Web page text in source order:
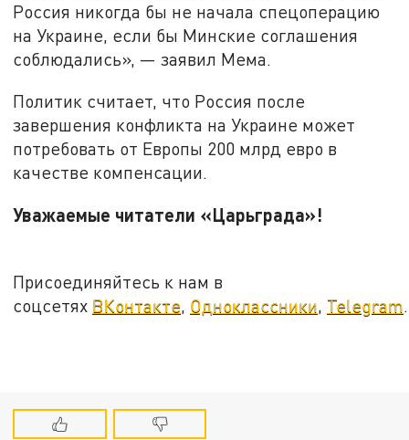
Россия никогда бы не начала спецоперацию
на Украине, если бы Минские соглашения
соблюдались», — заявил Мема.
Политик считает, что Россия после
завершения конфликта на Украине может
потребовать от Европы 200 млрд евро в
качестве компенсации.
Уважаемые читатели «Царьграда»!
Присоединяйтесь к нам в
соцсетях ВКонтакте Одноклассники Telegram